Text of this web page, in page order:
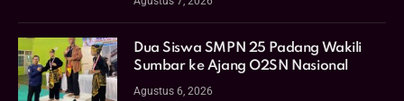
Dua Siswa SMPN 25 Padang Wakili
Sumbar ke Ajang O2SN Nasional
Agustus 6, 2026